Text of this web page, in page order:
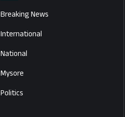
Breaking News
International
National
Mysore
Politics